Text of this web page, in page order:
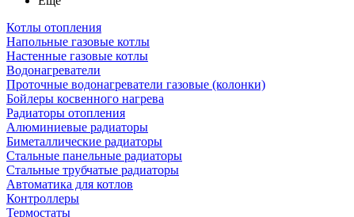
Котлы отопления
Напольные газовые котлы
Настенные газовые котлы
Водонагреватели
Проточные водонагреватели газовые (колонки)
Бойлеры косвенного нагрева
Радиаторы отопления
Алюминиевые радиаторы
Биметаллические радиаторы
Стальные панельные радиаторы
Стальные трубчатые радиаторы
Автоматика для котлов
Контроллеры
Термостаты